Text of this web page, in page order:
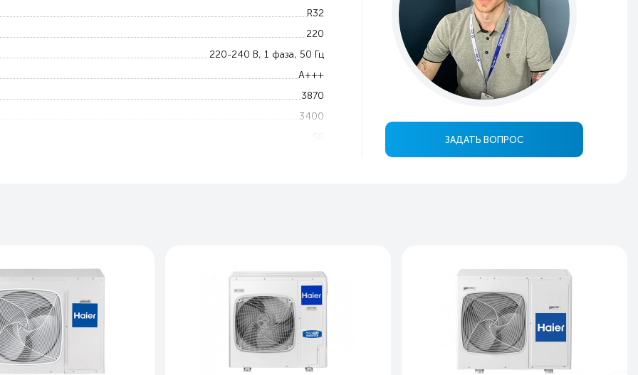
ЗАДАТЬ ВОПРОС
R32
220
220-240 В, 1 фаза, 50 Гц
A+++
3870
3400
Охлаждение и обогрев
Есть
Есть
3 года